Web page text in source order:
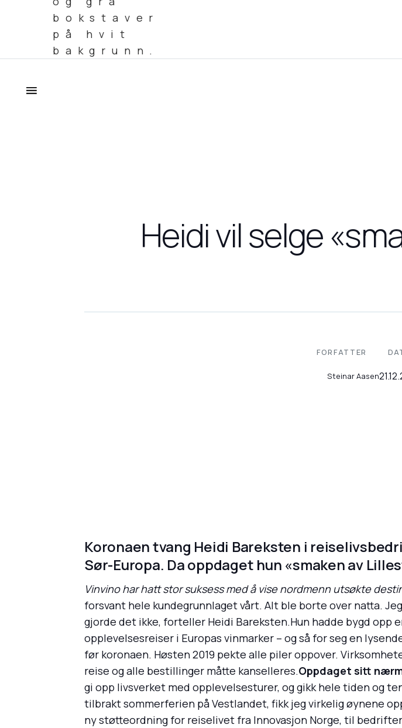
Heidi vil selge
FORFATTER
Steinar Aasen
Koronaen tvang Heidi Bareksten i
Sør-Europa. Da oppdaget hun «smaken av
Vinvino har hatt stor suksess med å vise nordmenn utsøkte
forsvant hele kundegrunnlaget vårt. Alt ble borte over natta.
gjorde det ikke, forteller Heidi Bareksten.Hun hadde bygd
opplevelsesreiser i Europas vinmarker – og så for seg en
før koronaen. Høsten 2019 pekte alle piler oppover.
reise og alle bestillinger måtte kanselleres.Oppdaget sitt
gi opp livsverket med opplevelsesturer, og gikk hele tiden og
tilbrakt sommerferien på Vestlandet, fikk jeg virkelig øynene
ny støtteordning for reiselivet fra Innovasjon Norge, til